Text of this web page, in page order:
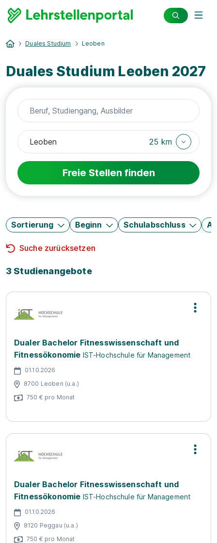
Duales Studium Leoben
Duales Studium Leoben 2027
25 km
Freie Stellen finden
Sortierung Beginn Schulabschluss
Suche zurücksetzen
3 Studienangebote
Dualer Bachelor Fitnesswissenschaft und
Fitnessökonomie IST-Hochschule für Management
01.10.2026
8700 Leoben (u.a.)
750 € pro Monat
Dualer Bachelor Fitnesswissenschaft und
Fitnessökonomie IST-Hochschule für Management
01.10.2026
8120 Peggau (u.a.)
750 € pro Monat